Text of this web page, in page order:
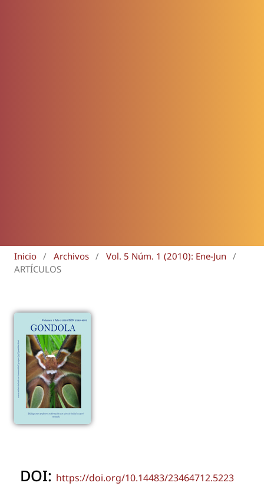
Inicio / Archivos / Vol. 5 Núm. 1 (2010): Ene-Jun
/
ARTÍCULOS
DOI: https://doi.org/10.14483/23464712.5223